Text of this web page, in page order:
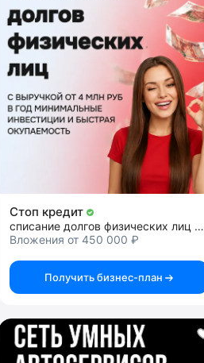
Стоп кредит
списание долгов физических лиц и ИП
Вложения от 450 000 ₽
Получить бизнес-план